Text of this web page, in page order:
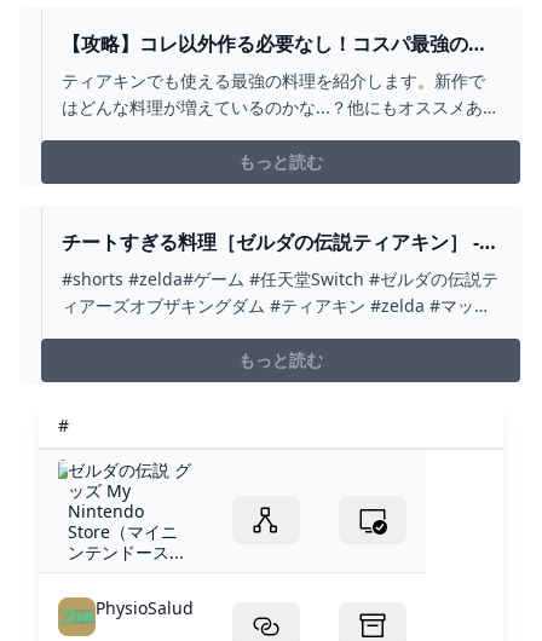
【攻略】コレ以外作る必要なし！コスパ最強の料
理BEST10【ゼルダの伝説 ブレスオブザワイル
ド】 - YOUTUBE
ティアキンでも使える最強の料理を紹介します。新作で
はどんな料理が増えているのかな...？他にもオススメあれ
ブレスオブザワイルド #botw #小ネタ
もっと読む
チートすぎる料理［ゼルダの伝説ティアキン］ -
YOUTUBE
#shorts #zelda#ゲーム #任天堂Switch #ゼルダの伝説テ
ィアーズオブザキングダム #ティアキン #zelda #マック
もっと読む
#
ゼルダの伝説 グ
ッズ My
Nintendo
Store（マイニ
ンテンドース...
PhysioSalud